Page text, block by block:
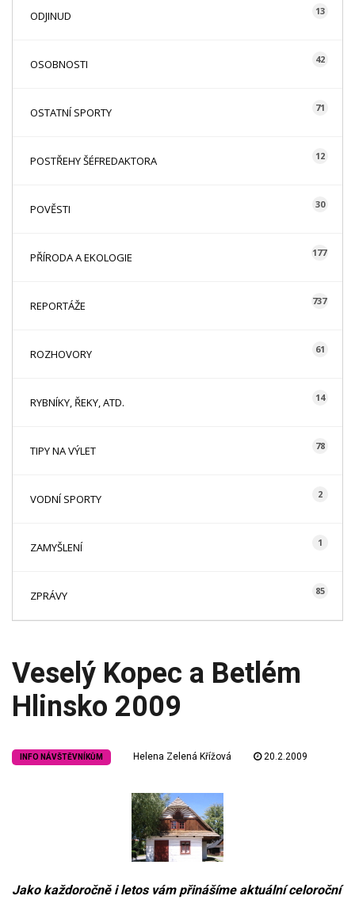
ODJINUD 13
OSOBNOSTI 42
OSTATNÍ SPORTY 71
POSTŘEHY ŠÉFREDAKTORA 12
POVĚSTI 30
PŘÍRODA A EKOLOGIE 177
REPORTÁŽE 737
ROZHOVORY 61
RYBNÍKY, ŘEKY, ATD. 14
TIPY NA VÝLET 78
VODNÍ SPORTY 2
ZAMYŠLENÍ 1
ZPRÁVY 85
Veselý Kopec a Betlém
Hlinsko 2009
INFO NÁVŠTĚVNÍKŮM Helena Zelená Křížová 20.2.2009
Jako každoročně i letos vám přinášíme aktuální celoroční